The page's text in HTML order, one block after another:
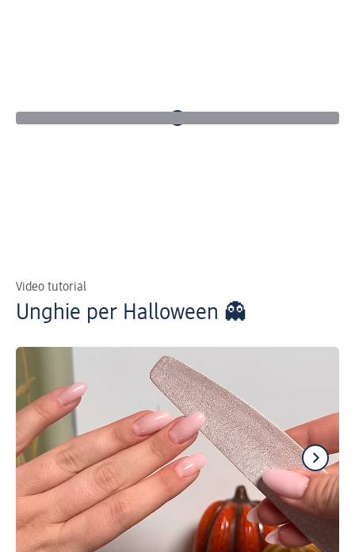
Video tutorial
Unghie per Halloween 👻